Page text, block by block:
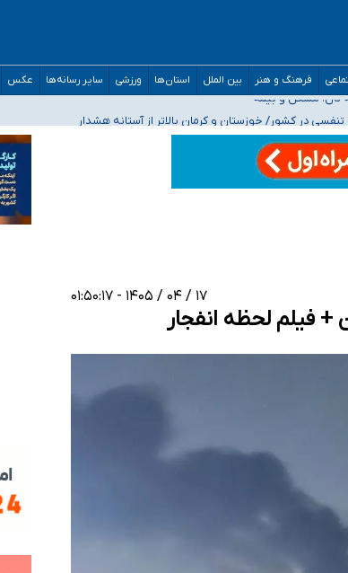
فرهنگ و هنر بین الملل استان‌ها ورزشی سایر رسانه‌ها عکس
عملیات و دکترای تخصصی جغرافیای نظامی دافوس آجا
در کشور/ خوزستان و کرمان بالاتر از آستانه هشدار
جمهور خواستیم ورود کند
در کشور/ درباره محصلان باقی‌مانده در دبی متناسب با شرایط
۱۷ / ۰۴ / ۱۴۰۵ - ۰۱:۵۰:۱۷
+ فیلم لحظه انفجار